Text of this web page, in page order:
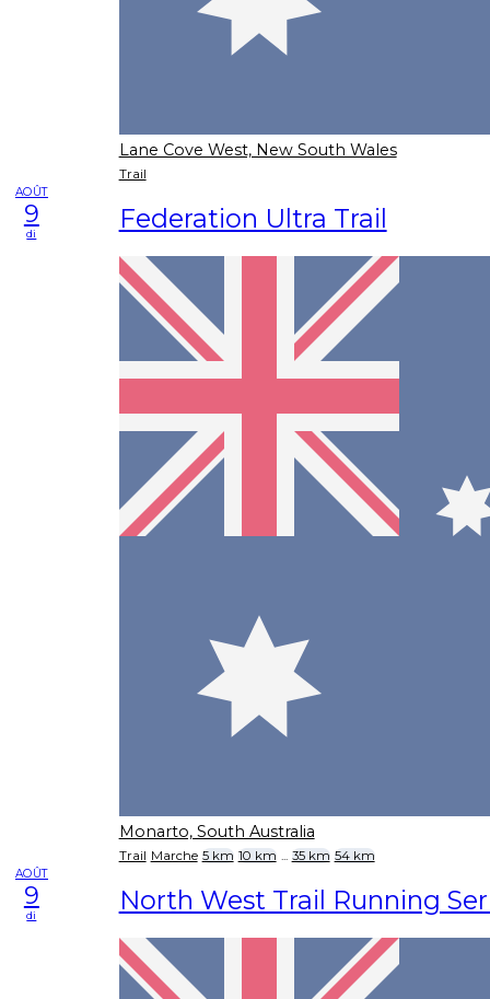
Lane Cove West, New South Wales
Trail
AOÛT
9
di Federation Ultra Trail
Monarto, South Australia
Trail Marche 5 km 10 km ... 35 km 54 km
AOÛT
9
di North West Trail Running